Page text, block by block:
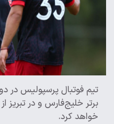
تیم فوتبال پرسپولیس در
برتر خلیج‌فارس و در
خواهد کرد.